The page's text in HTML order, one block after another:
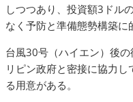
しつつあり、投資額3ドル
なく予防と準備態勢構築に
台風30号（ハイエン）後
リピン政府と密接に協力
る用意がある。